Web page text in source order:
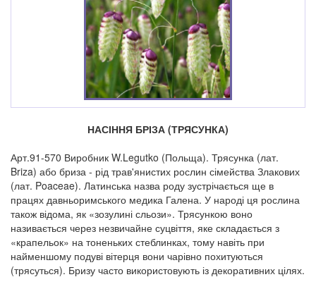
НАСІННЯ БРІЗА (ТРЯСУНКА)
Арт.91-570 Виробник W.Legutko (Польща). Трясунка (лат.
Briza) або бриза - рід трав'янистих рослин сімейства Злакових
(лат. Poaceae). Латинська назва роду зустрічається ще в
працях давньоримського медика Галена. У народі ця рослина
також відома, як «зозулині сльози». Трясункою воно
називається через незвичайне суцвіття, яке складається з
«крапельок» на тоненьких стеблинках, тому навіть при
найменшому подуві вітерця вони чарівно похитуються
(трясуться). Бризу часто використовують із декоративних цілях.